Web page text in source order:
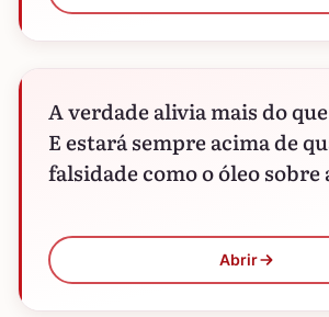
A verdade alivia mais do que
E estará sempre acima de
falsidade como o óleo sobre
Abrir